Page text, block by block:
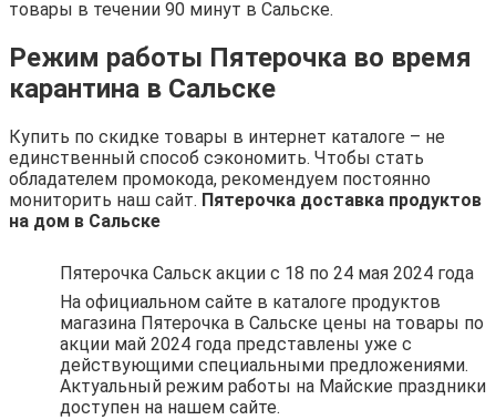
товары в течении 90 минут в Сальске.
Режим работы Пятерочка во время
карантина в Сальске
Купить по скидке товары в интернет каталоге – не
единственный способ сэкономить. Чтобы стать
обладателем промокода, рекомендуем постоянно
мониторить наш сайт. Пятерочка доставка продуктов
на дом в Сальске
Пятерочка Сальск акции с 18 по 24 мая 2024 года
На официальном сайте в каталоге продуктов
магазина Пятерочка в Сальске цены на товары по
акции май 2024 года представлены уже с
действующими специальными предложениями.
Актуальный режим работы на Майские праздники
доступен на нашем сайте.